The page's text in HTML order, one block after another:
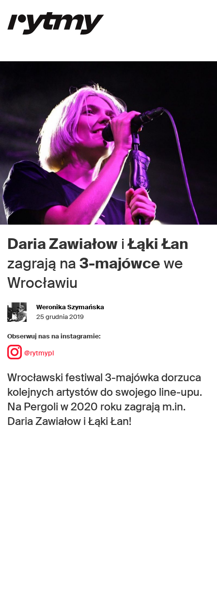
Daria Zawiałow iŁąki Łan
zagrają na 3-majówce we
Wrocławiu
Weronika Szymańska
25 grudnia 2019
Obserwuj nas na instagramie:
@rytmypl
Wrocławski festiwal 3-majówka dorzuca
kolejnych artystów do swojego line-upu.
Na Pergoli w 2020 roku zagrają m.in.
Daria Zawiałow i Łąki Łan!